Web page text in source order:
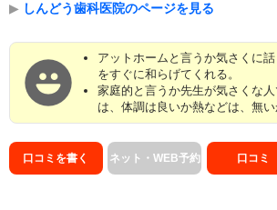
▶ しんどう歯科医院のページを見る
アットホームと言うか気さくに
をすぐに和らげてくれる。
家庭的と言うか先生が気さくな
は、体調は良いか熱などは、無
口コミを書く ネット・WEB予約 口コミ